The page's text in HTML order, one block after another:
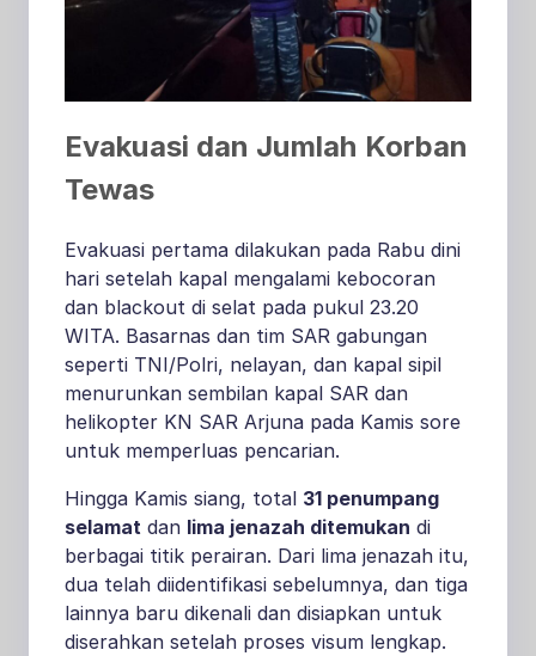
Evakuasi dan Jumlah Korban
Tewas
Evakuasi pertama dilakukan pada Rabu dini
hari setelah kapal mengalami kebocoran
dan blackout di selat pada pukul 23.20
WITA. Basarnas dan tim SAR gabungan
seperti TNI/Polri, nelayan, dan kapal sipil
menurunkan sembilan kapal SAR dan
helikopter KN SAR Arjuna pada Kamis sore
untuk memperluas pencarian.
Hingga Kamis siang, total 31 penumpang
selamat dan lima jenazah ditemukan di
berbagai titik perairan. Dari lima jenazah itu,
dua telah diidentifikasi sebelumnya, dan tiga
lainnya baru dikenali dan disiapkan untuk
diserahkan setelah proses visum lengkap.